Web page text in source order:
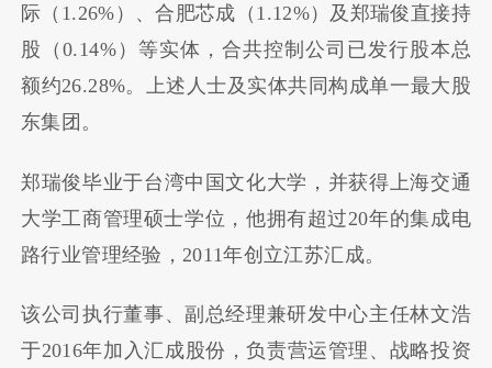
际（1.26%）、合肥芯成（1.12%）及郑瑞俊直接持
股（0.14%）等实体，合共控制公司已发行股本总
额约26.28%。上述人士及实体共同构成单一最大股
东集团。
郑瑞俊毕业于台湾中国文化大学，并获得上海交通
大学工商管理硕士学位，他拥有超过20年的集成电
路行业管理经验，2011年创立江苏汇成。
该公司执行董事、副总经理兼研发中心主任林文浩
于2016年加入汇成股份 ，负责营运管理、战略投资